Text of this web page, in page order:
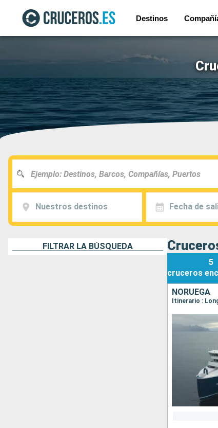
Destinos
Nuestros destinos Fecha de
FILTRAR LA BÚSQUEDA
5
cruceros
NORUEGA
Itinerario :